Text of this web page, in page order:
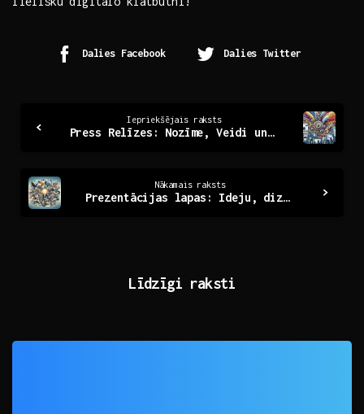
Dalies Facebook Dalies Twitter
Reading
Iepriekšējais raksts
Press Relīzes: Nozīme, Veidi un Efektīva Izmantošana
Nākamais raksts
Prezentācijas lapas: Ideju, dizaina un efektivitātes ceļvedis
Līdzīgi raksti